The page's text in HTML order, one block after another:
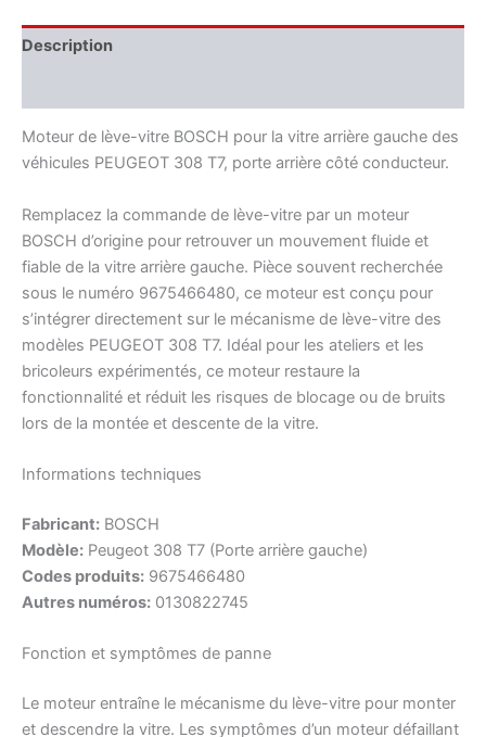
9675466480
Description
Moteur de lève-vitre BOSCH pour la vitre arrière gauche des
véhicules PEUGEOT 308 T7, porte arrière côté conducteur.
Remplacez la commande de lève-vitre par un moteur
BOSCH d’origine pour retrouver un mouvement fluide et
fiable de la vitre arrière gauche. Pièce souvent recherchée
sous le numéro 9675466480, ce moteur est conçu pour
s’intégrer directement sur le mécanisme de lève-vitre des
modèles PEUGEOT 308 T7. Idéal pour les ateliers et les
bricoleurs expérimentés, ce moteur restaure la
fonctionnalité et réduit les risques de blocage ou de bruits
lors de la montée et descente de la vitre.
Informations techniques
Fabricant: BOSCH
Modèle: Peugeot 308 T7 (Porte arrière gauche)
Codes produits: 9675466480
Autres numéros: 0130822745
Fonction et symptômes de panne
Le moteur entraîne le mécanisme du lève-vitre pour monter
et descendre la vitre. Les symptômes d’un moteur défaillant